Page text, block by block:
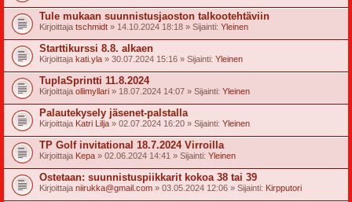
i
t
t
e
t
Tule mukaan suunnistusjaoston talkootehtäviin
Kirjoittaja tschmidt » 14.10.2024 18:18 » Sijainti: Yleinen
Starttikurssi 8.8. alkaen
Kirjoittaja kati.yla » 30.07.2024 15:16 » Sijainti: Yleinen
TuplaSprintti 11.8.2024
Kirjoittaja ollimyllari » 18.07.2024 14:07 » Sijainti: Yleinen
Palautekysely jäsenet-palstalla
Kirjoittaja Katri Lilja » 02.07.2024 16:20 » Sijainti: Yleinen
TP Golf invitational 18.7.2024 Virroilla
Kirjoittaja Kepa » 02.06.2024 14:41 » Sijainti: Yleinen
Ostetaan: suunnistuspiikkarit kokoa 38 tai 39
Kirjoittaja niirukka@gmail.com » 03.05.2024 12:06 » Sijainti: Kirpputori